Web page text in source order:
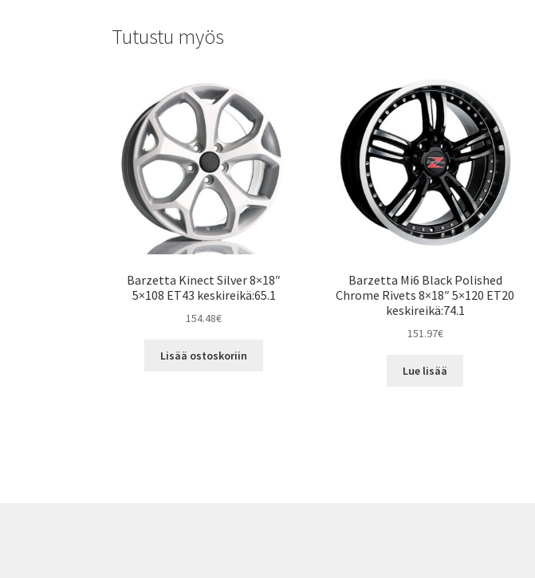
Tutustu myös
Barzetta Kinect Silver 8×18″
5×108 ET43 keskireikä:65.1
154.48€
Lisää ostoskoriin
Barzetta Mi6 Black Polished
Chrome Rivets 8×18″ 5×120 ET20
keskireikä:74.1
151.97€
Lue lisää